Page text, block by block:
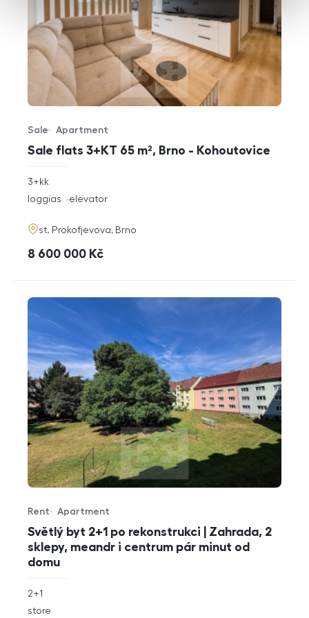
Sale flats 3+KT 65 m², Brno - Kohoutovice
Offer type
Sale
Property type
Apartment
rozměry
disposition
3+kk
funkce
loggias elevator
adresa
st. Prokofjevova, Brno
cena
8 600 000 Kč
Světlý byt 2+1 po rekonstrukci | Zahrada, 2
sklepy, meandr i centrum pár minut od
domu
Offer type
Rent
Property type
Apartment
rozměry
disposition
2+1
funkce
store